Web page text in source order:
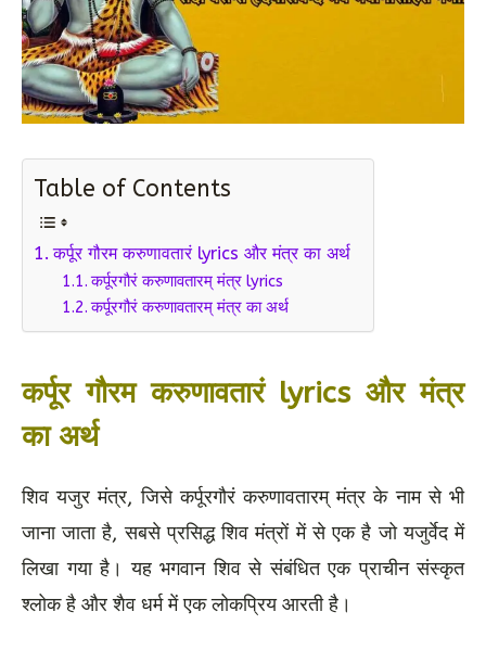
Table of Contents
कर्पूर गौरम करुणावतारं lyrics और मंत्र का अर्थ
कर्पूरगौरं करुणावतारम् मंत्र lyrics
कर्पूरगौरं करुणावतारम् मंत्र का अर्थ
कर्पूर गौरम करुणावतारं lyrics और मंत्र
का अर्थ
शिव यजुर मंत्र, जिसे कर्पूरगौरं करुणावतारम् मंत्र के नाम से भी
जाना जाता है, सबसे प्रसिद्ध शिव मंत्रों में से एक है जो यजुर्वेद में
लिखा गया है। यह भगवान शिव से संबंधित एक प्राचीन संस्कृत
श्लोक है और शैव धर्म में एक लोकप्रिय आरती है।